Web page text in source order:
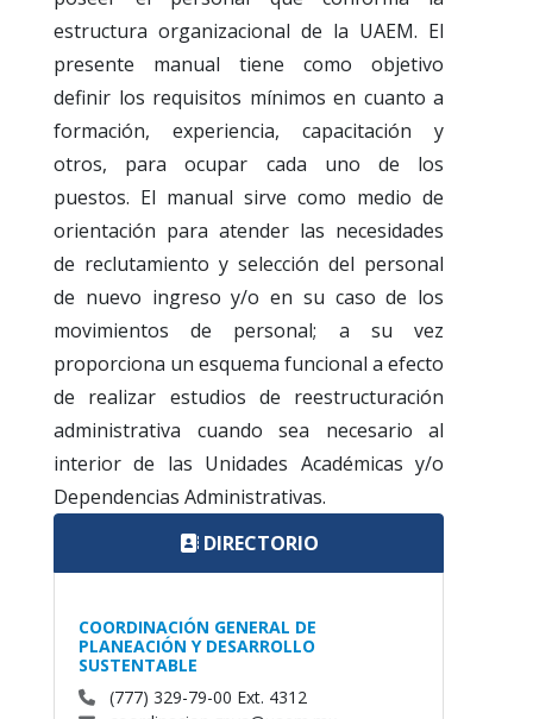
estructura organizacional de la UAEM. El
presente manual tiene como objetivo
definir los requisitos mínimos en cuanto a
formación, experiencia, capacitación y
otros, para ocupar cada uno de los
puestos. El manual sirve como medio de
orientación para atender las necesidades
de reclutamiento y selección del personal
de nuevo ingreso y/o en su caso de los
movimientos de personal; a su vez
proporciona un esquema funcional a efecto
de realizar estudios de reestructuración
administrativa cuando sea necesario al
interior de las Unidades Académicas y/o
Dependencias Administrativas.
DIRECTORIO
COORDINACIÓN GENERAL DE
PLANEACIÓN Y DESARROLLO
SUSTENTABLE
(777) 329-79-00 Ext. 4312